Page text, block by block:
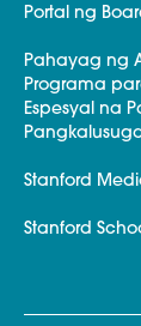
Portal ng
Pahayag ng
Programa
Espesyal na
Stanford
Stanford